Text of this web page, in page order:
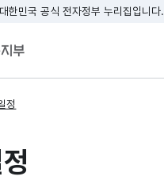
한민국 공식 전자정부 누리집입니다.
정